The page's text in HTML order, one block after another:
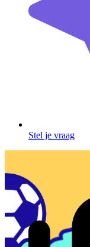
Stel je vraag